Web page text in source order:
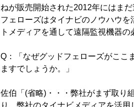
ねが販売開始された2012年にはま
フェローズはタイナビのノウハウ
トメディアを通して遠隔監視機器の
Q：「なぜグッドフェローズがここ
ますでしょうか。」
佐伯「(省略)・・・弊社がまず取り
り、弊社のタイナビメディアを活